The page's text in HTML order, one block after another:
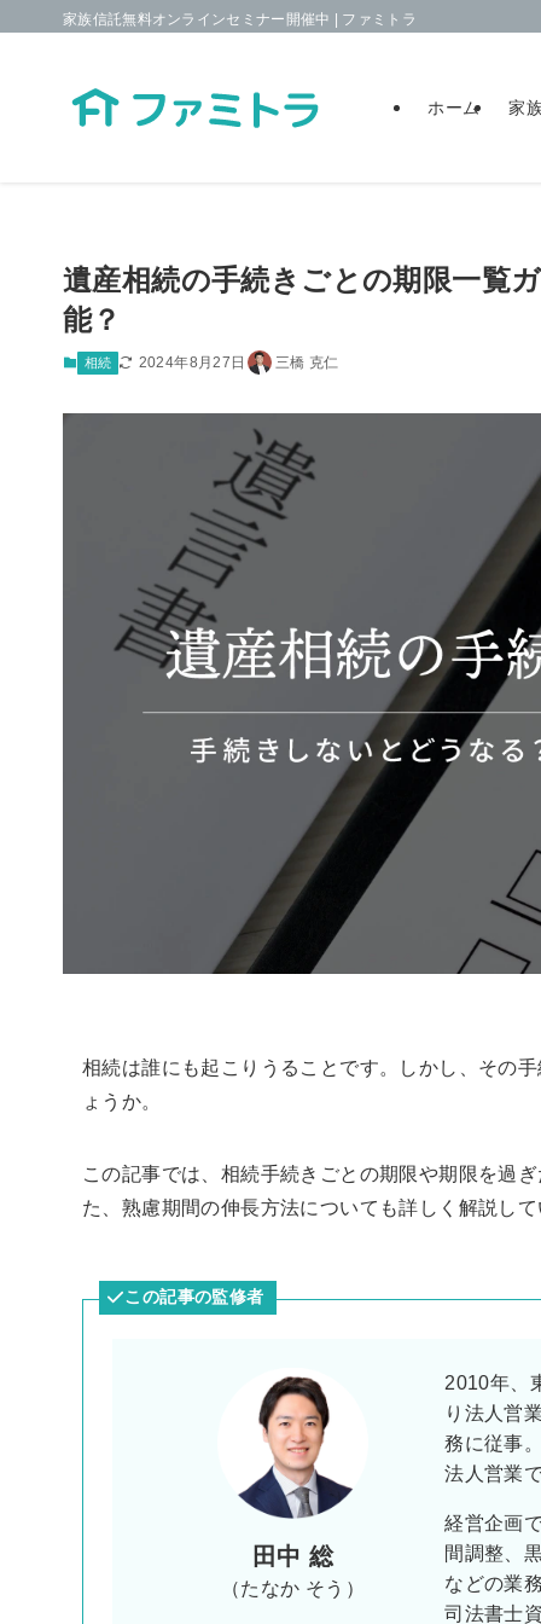
家族信託無料オンラインセミナー開催中 | ファミトラ
ホーム 家
遺産相続の手続きごとの期限一覧
能？
相続 2024年8月27日 三橋 克仁
相続は誰にも起こりうることです。しかし、その
ょうか。
この記事では、相続手続きごとの期限や期限を過
た、熟慮期間の伸長方法についても詳しく解説し
この記事の監修者
田中 総
（たなか そう）
2010年、
り法人営
務に従事
法人営業
経営企画
間調整、
などの業
司法書士